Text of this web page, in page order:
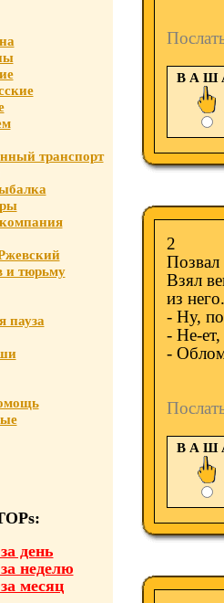
транспорт
и тюрьму
пауза
день
неделю
месяц
В А Ш
2
Позвал
Взял
из
- Ну,
- Не-
-
В А Ш